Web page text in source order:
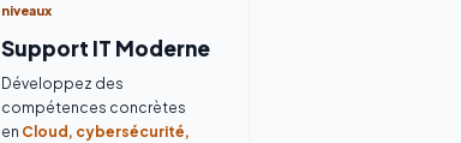
niveaux
Support IT Moderne
Développez des
compétences concrètes
en Cloud, cybersécurité,